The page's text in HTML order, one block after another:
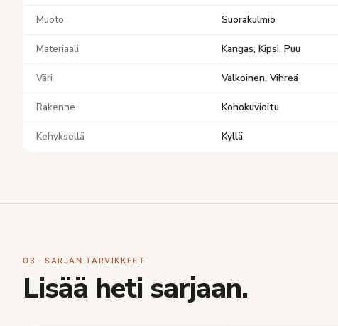
Muoto Suorakulmio
Materiaali Kangas, Kipsi, Puu
Väri Valkoinen, Vihreä
Rakenne Kohokuvioitu
Kehyksellä Kyllä
03 · SARJAN TARVIKKEET
Lisää heti sarjaan.